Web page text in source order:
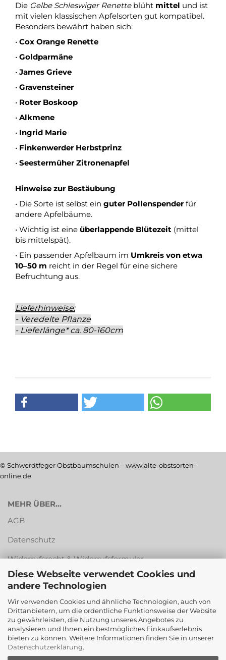
Diese Webseite verwendet Cookies und
andere Technologien
Wir verwenden Cookies und ähnliche Technologien, auch von
Drittanbietern, um die ordentliche Funktionsweise der Website
zu gewährleisten, die Nutzung unseres Angebotes zu
analysieren und Ihnen ein bestmögliches Einkaufserlebnis
bieten zu können. Weitere Informationen finden Sie in unserer
Datenschutzerklärung.
Die Gelbe Schleswiger Renetteblüht mittel und ist
mit vielen klassischen Apfelsorten gut kompatibel.
Besonders bewährt haben sich:
• Cox Orange Renette
• Goldparmäne
• James Grieve
• Gravensteiner
• Roter Boskoop
• Alkmene
• Ingrid Marie
• Finkenwerder Herbstprinz
• Seestermüher Zitronenapfel
Hinweise zur Bestäubung
• Die Sorte ist selbst ein guter Pollenspenderfür
andere Apfelbäume.
• Wichtig ist eine überlappende Blütezeit (mittel
bis mittelspät).
• Ein passender Apfelbaum im Umkreis von etwa
10–50 m reicht in der Regel für eine sichere
Befruchtung aus.
Lieferhinweise:
- Veredelte Pflanze
- Lieferlänge* ca. 80-160cm
© Schwerdtfeger Obstbaumschulen – www.alte-obstsorten-
online.de
MEHR ÜBER...
AGB
Datenschutz
Widerrufsrecht & Widerrufsformular
Versandkosten & Zahlungsarten
Impressum
Cookie Einstellungen